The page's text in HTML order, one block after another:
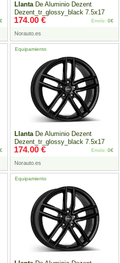
LlantaDe Aluminio Dezent
Dezent_tr_glossy_black 7.5x17
5x112Et40 Brillo Negro
Norauto.es
174.00 € Envío: 0€
LlantaDe Aluminio Dezent
Dezent_tr_glossy_black 7.5x17
5x112Et48 Brillo Negro
Equipamiento
Norauto.es
174.00 € Envío: 0€
Equipamiento